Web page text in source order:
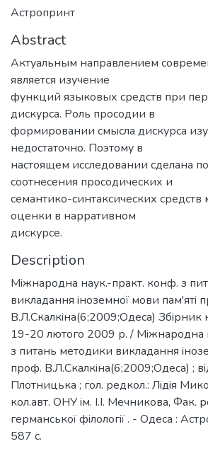
Астропринт
Abstract
Актуальным направлением
является изучение
функций языковых средств при
дискурса. Роль просодии в
формировании смысла дискурса
недостаточно. Поэтому в
настоящем исследовании сделана
соотнесения просодических и
семантико-синтаксических
оценки в нарративном
дискурсе.
Description
Мiжнародна наук.-практ. конф. з
викладання iноземної мови пам'ятi
В.Л.Скалкiна(6;2009;Одеса) Збiрник
19-20 лютого 2009 р. / Мiжнародна
з питань методики викладання
проф. В.Л.Скалкiна(6;2009;Одеса) ;
Плотницька ; гол. редкол.: Лiдiя
кол.авт. ОНУ iм. I.I. Мечникова, Фак.
германської фiлологiї . - Одеса :
587 с.